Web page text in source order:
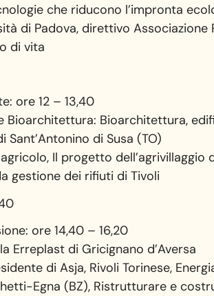
che riducono l’impronta
di Padova, direttivo
di vita
ore 12 – 13,40
Bioarchitettura: Bioarchitettura,
Sant’Antonino di Susa (TO)
Il progetto dell’agrivillaggio
gestione dei rifiuti di Tivoli
ore 14,40 – 16,20
Erreplast di Gricignano d’Aversa
di Asja, Rivoli Torinese,
Egna (BZ), Ristrutturare e